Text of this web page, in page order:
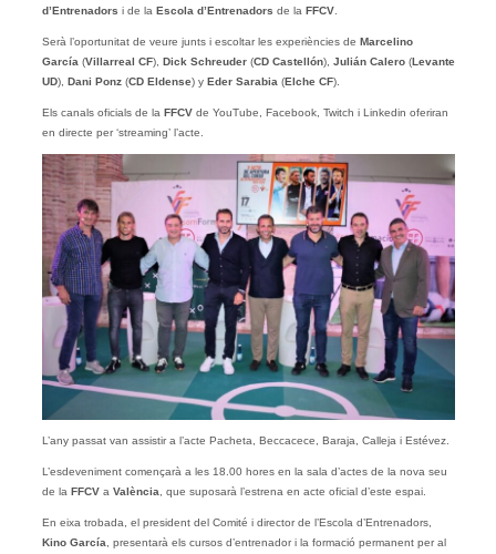
d’Entrenadors i de la Escola d’Entrenadors de la FFCV.
Serà l’oportunitat de veure junts i escoltar les experiències de Marcelino
García(Villarreal CF), Dick Schreuder(CD Castellón), Julián Calero(Levante
UD), Dani Ponz(CD Eldense) yEder Sarabia(Elche CF).
Els canals oficials de la FFCV de YouTube, Facebook, Twitch i Linkedin oferiran
en directe per ‘streaming’ l’acte.
L’any passat van assistir a l’acte Pacheta, Beccacece, Baraja, Calleja i Estévez.
L’esdeveniment començarà a les 18.00 hores en la sala d’actes de la nova seu
de la FFCV a València , que suposarà l’estrena en acte oficial d’este espai.
En eixa trobada, el president del Comité i director de l’Escola d’Entrenadors,
Kino García , presentarà els cursos d’entrenador i la formació permanent per al